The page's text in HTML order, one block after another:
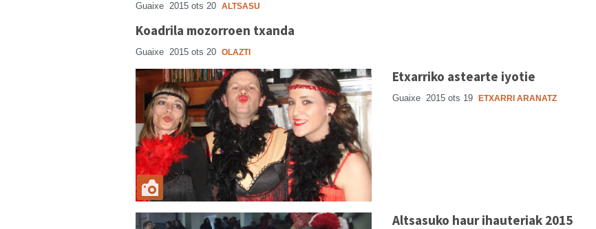
Guaixe 2015 ots 20 ALTSASU
Koadrila mozorroen txanda
Guaixe 2015 ots 20 OLAZTI
Etxarriko astearte iyotie
Guaixe 2015 ots 19 ETXARRI ARANATZ
Altsasuko haur ihauteriak 2015